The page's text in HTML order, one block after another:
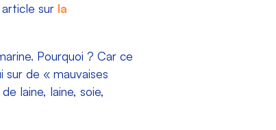
sur la
Pourquoi ? Car ce
de « mauvaises
laine, laine, soie,